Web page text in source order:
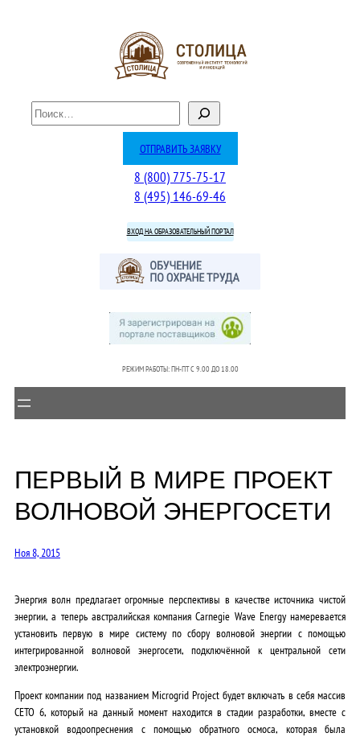
П
о
ОТПРАВИТЬ ЗАЯВКУ
8 (800) 775-75-17
8 (495) 146-69-46
ВХОД НА ОБРАЗОВАТЕЛЬНЫЙ ПОРТАЛ
РЕЖИМ РАБОТЫ: ПН-ПТ C 9.00 ДО 18.00
ПЕРВЫЙ В МИРЕ ПРОЕКТ
ВОЛНОВОЙ ЭНЕРГОСЕТИ
Ноя 8, 2015
Энергия волн предлагает огромные перспективы в качестве источника чистой
энергии, а теперь австралийская компания Carnegie Wave Energy намеревается
установить первую в мире систему по сбору волновой энергии с помощью
интегрированной волновой энергосети, подключённой к центральной сети
электроэнергии.
Проект компании под названием Microgrid Project будет включать в себя массив
CETO 6, который на данный момент находится в стадии разработки, вместе с
установкой водоопреснения с помощью обратного осмоса, которая была